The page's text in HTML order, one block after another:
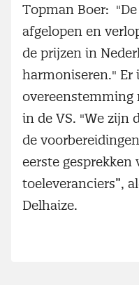
Topman Boer:
afgelopen en
de prijzen in
harmoniseren." Er
overeenstemming
in de VS. "We zijn
de
eerste
toeleveranciers”,
Delhaize.